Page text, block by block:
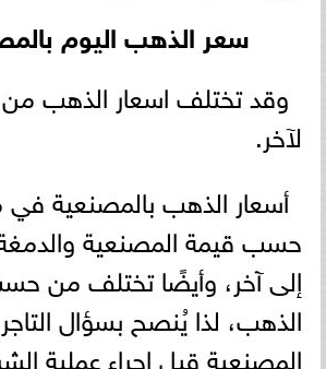
سعر الذهب اليوم
وقد تختلف اسعار الذهب
لآخر.
أسعار الذهب بالمصنعية
حسب قيمة المصنعية
إلى آخر، وأيضًا تختلف من
الذهب، لذا يُنصح بسؤال
المصنعية قبل إجراء عملية